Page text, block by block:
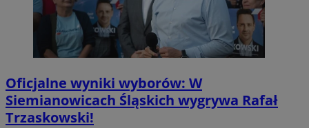
Oficjalne wyniki wyborów: W
Siemianowicach Śląskich wygrywa Rafał
Trzaskowski!